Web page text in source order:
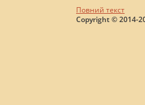
Повний текст
Copyright © 2014-